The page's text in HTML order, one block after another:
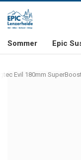
& FREERIDE-SPEZIALIST
Sommer Epic
Evil 180mm